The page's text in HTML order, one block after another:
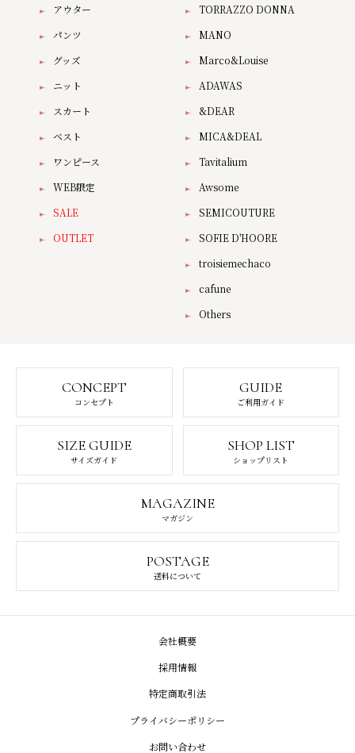
アウター
パンツ
グッズ
ニット
スカート
ベスト
ワンピース
WEB限定
SALE
OUTLET
TORRAZZO DONNA
MANO
Marco&Louise
ADAWAS
&DEAR
MICA&DEAL
Tavitalium
Awsome
SEMICOUTURE
SOFIE D'HOORE
troisiemechaco
cafune
Others
CONCEPT
コンセプト
GUIDE
ご利用ガイド
SIZE GUIDE
サイズガイド
SHOP LIST
ショップリスト
MAGAZINE
マガジン
POSTAGE
送料について
会社概要
採用情報
特定商取引法
プライバシーポリシー
お問い合わせ